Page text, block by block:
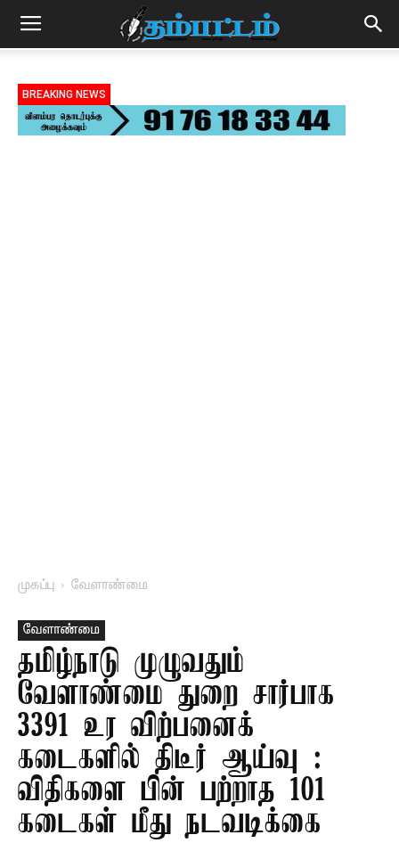
BREAKING NEWS
முகப்பு வேளாண்மை
வேளாண்மை
தமிழ்நாடு முழுவதும்
வேளாண்மை துறை சார்பாக
3391 உர விற்பனைக்
கடைகளில் திடீர் ஆய்வு :
விதிகளை பின் பற்றாத 101
கடைகள் மீது நடவடிக்கை